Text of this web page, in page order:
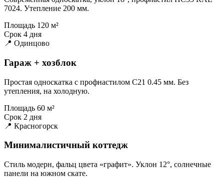
7024. Утепление 200 мм.
Площадь 120 м²
Срок 4 дня
📍 Одинцово
Гараж + хозблок
Простая односкатка с профнастилом С21 0.45 мм. Без
утепления, на холодную.
Площадь 60 м²
Срок 2 дня
📍 Красногорск
Минималистичный коттедж
Стиль модерн, фальц цвета «графит». Уклон 12°, солнечные
панели на южном скате.